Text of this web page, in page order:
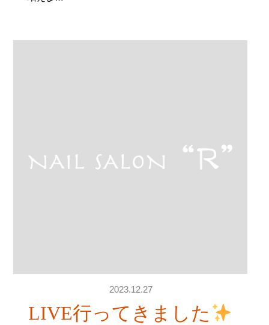
2023.12.27
LIVE行ってきました